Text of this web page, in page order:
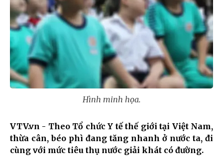
Hình minh họa.
VTV.vn - Theo Tổ chức Y tế thế giới tại Việt Nam,
thừa cân, béo phì đang tăng nhanh ở nước ta, đi
cùng với mức tiêu thụ nước giải khát có đường.